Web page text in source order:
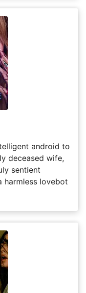
android to
deceased wife,
sentient
harmless lovebot